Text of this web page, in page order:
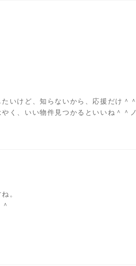
いけど、知らないから、応援だけ＾＾
く、いい物件見つかるといいね＾＾ノ
。